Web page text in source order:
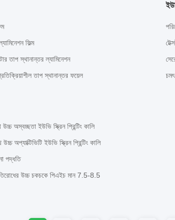
ফিল্ম
তাপ স্থানান্তর ল্যামিনেশন
তাপ স্থানান্তর ফয়েল
অস্বচ্ছতা ইউভি স্ক্রিন প্রিন্টিং কালি
অপ্যাক্টিভিটি ইউভি স্ক্রিন প্রিন্টিং কালি
পদ্ধতি
উচ্চ চকচকে পিএইচ মান 7.5-8.5